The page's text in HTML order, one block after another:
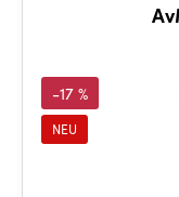
-17 %
NEU